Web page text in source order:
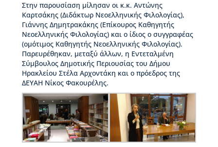
ε
λ
α
ί
α
ς
Δ
ι
ο
ι
κ
η
τ
Στην παρουσίαση μίλησαν οι κ.κ. Αντώνης
Καρτσάκης (Διδάκτωρ Νεοελληνικής Φιλολογίας),
Γιάννης Δημητρακάκης (Επίκουρος Καθηγητής
Νεοελληνικής Φιλολογίας) και ο ίδιος ο συγγραφέας
(ομότιμος Καθηγητής Νεοελληνικής Φιλολογίας).
Παρευρέθηκαν, μεταξύ άλλων, η Εντεταλμένη
Σύμβουλος Δημοτικής Περιουσίας του Δήμου
Ηρακλείου Στέλα Αρχοντάκη και ο πρόεδρος της
ΔΕΥΑΗ Νίκος Φακουρέλης.